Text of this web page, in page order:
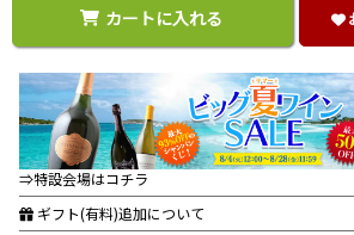
カートに入れる
⇒特設会場はコチラ
ギフト(有料)追加について